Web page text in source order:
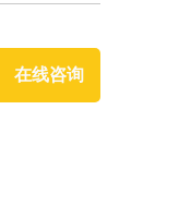
在线咨询